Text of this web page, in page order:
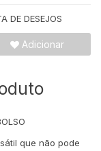
DE DESEJOS
Adicionar
que não pode